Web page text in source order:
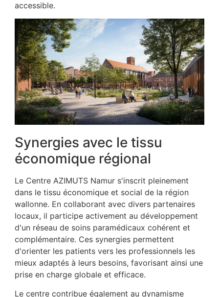
accessible.
Synergies avec le tissu
économique régional
Le Centre AZIMUTS Namur s'inscrit pleinement
dans le tissu économique et social de la région
wallonne. En collaborant avec divers partenaires
locaux, il participe activement au développement
d'un réseau de soins paramédicaux cohérent et
complémentaire. Ces synergies permettent
d'orienter les patients vers les professionnels les
mieux adaptés à leurs besoins, favorisant ainsi une
prise en charge globale et efficace.
Le centre contribue également au dynamisme